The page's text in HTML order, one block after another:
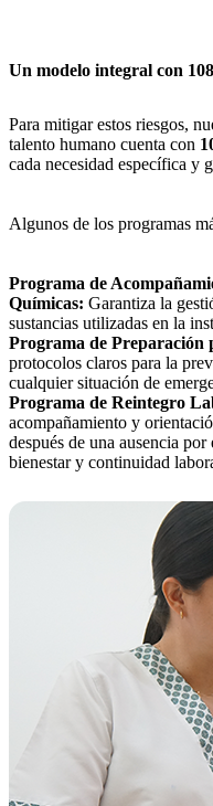
Un modelo integral con
Para mitigar estos riesgos,
talento humano cuenta con
cada necesidad específica y
Algunos de los programas
Programa de
Químicas: Garantiza la
sustancias utilizadas en la
Programa de Preparación
protocolos claros para la
cualquier situación de
Programa de Reintegro
acompañamiento y
después de una ausencia
bienestar y continuidad